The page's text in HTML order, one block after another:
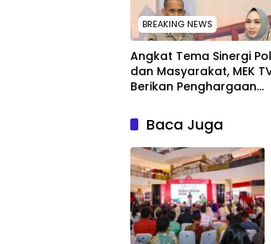
BREAKING NEWS
Angkat Tema Sinergi
dan Masyarakat, MEK
Berikan Penghargaan
melalui Kabid Humas
Baca Juga